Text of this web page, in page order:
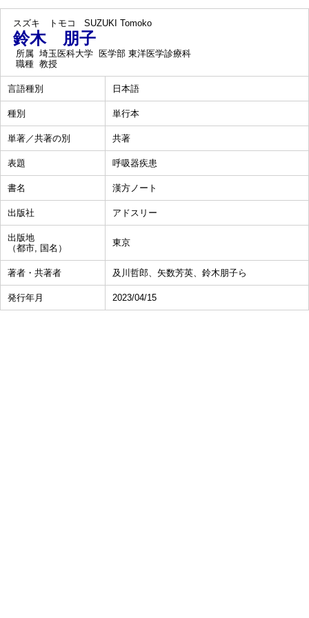
スズキ トモコ SUZUKI Tomoko
鈴木 朋子
所属 埼玉医科大学 医学部 東洋医学診療科
職種 教授
言語種別 日本語
種別 単行本
単著／共著の別 共著
表題 呼吸器疾患
書名 漢方ノート
出版社 アドスリー
出版地
（都市, 国名）
東京
著者・共著者 及川哲郎、矢数芳英、鈴木朋子ら
発行年月 2023/04/15